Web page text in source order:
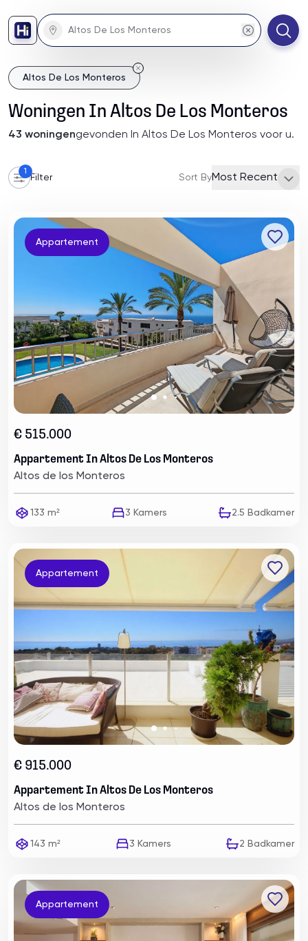
Altos De Los Monteros
Woningen In Altos De Los Monteros
43 woningengevonden In Altos De Los Monteros voor u.
1
Filter Sort ByMost Recent
Appartement
€ 515.000
Appartement In Altos De Los Monteros
Altos de los Monteros
133 m² 3 Kamers 2.5 Badkamer
Appartement
€ 915.000
Appartement In Altos De Los Monteros
Altos de los Monteros
143 m² 3 Kamers 2 Badkamer
Appartement